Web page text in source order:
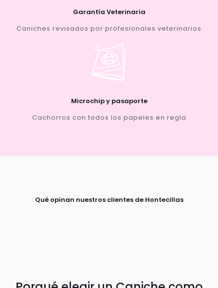
Garantía Veterinaria
Caniches revisados por profesionales veterinarios
Microchip y pasaporte
Cachorros con todos los papeles en regla
Qué opinan nuestros clientes de Hontecillas